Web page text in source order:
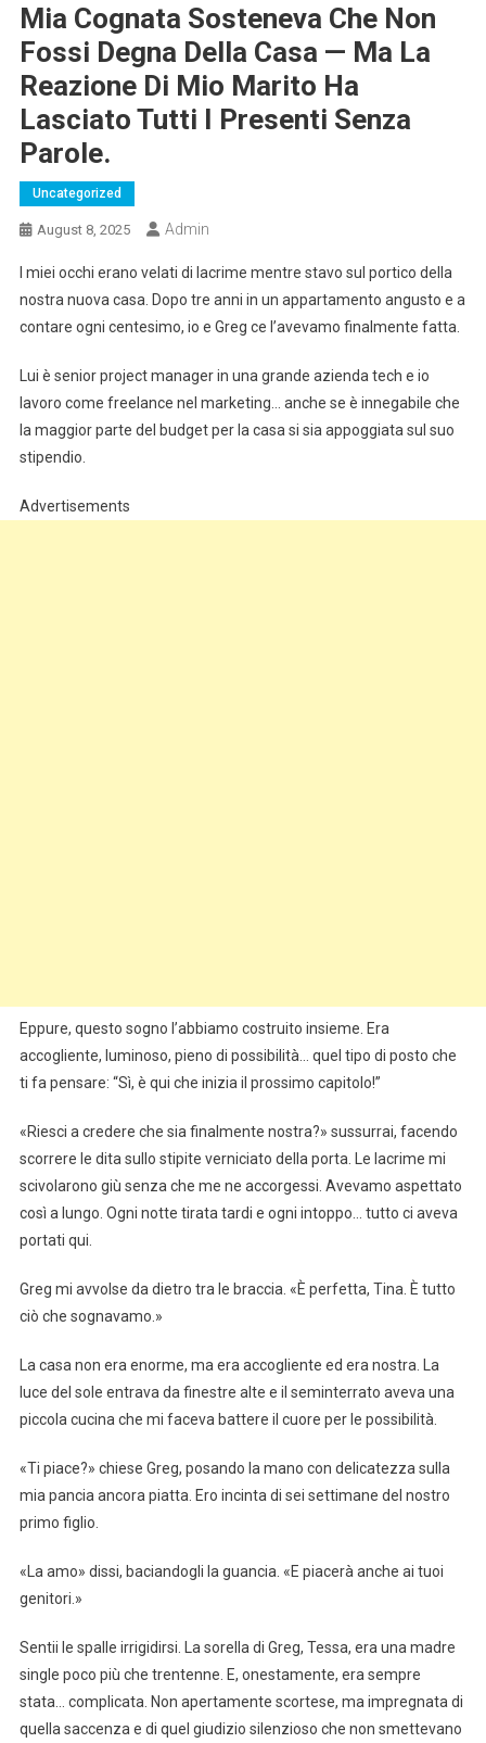
Mia Cognata Sosteneva Che Non
Fossi Degna Della Casa — Ma La
Reazione Di Mio Marito Ha
Lasciato Tutti I Presenti Senza
Parole.
Uncategorized
August 8, 2025 Admin
I miei occhi erano velati di lacrime mentre stavo sul portico della
nostra nuova casa. Dopo tre anni in un appartamento angusto e a
contare ogni centesimo, io e Greg ce l’avevamo finalmente fatta.
Lui è senior project manager in una grande azienda tech e io
lavoro come freelance nel marketing… anche se è innegabile che
la maggior parte del budget per la casa si sia appoggiata sul suo
stipendio.
Advertisements
Eppure, questo sogno l’abbiamo costruito insieme. Era
accogliente, luminoso, pieno di possibilità… quel tipo di posto che
ti fa pensare: “Sì, è qui che inizia il prossimo capitolo!”
«Riesci a credere che sia finalmente nostra?» sussurrai, facendo
scorrere le dita sullo stipite verniciato della porta. Le lacrime mi
scivolarono giù senza che me ne accorgessi. Avevamo aspettato
così a lungo. Ogni notte tirata tardi e ogni intoppo… tutto ci aveva
portati qui.
Greg mi avvolse da dietro tra le braccia. «È perfetta, Tina. È tutto
ciò che sognavamo.»
La casa non era enorme, ma era accogliente ed era nostra. La
luce del sole entrava da finestre alte e il seminterrato aveva una
piccola cucina che mi faceva battere il cuore per le possibilità.
«Ti piace?» chiese Greg, posando la mano con delicatezza sulla
mia pancia ancora piatta. Ero incinta di sei settimane del nostro
primo figlio.
«La amo» dissi, baciandogli la guancia. «E piacerà anche ai tuoi
genitori.»
Sentii le spalle irrigidirsi. La sorella di Greg, Tessa, era una madre
single poco più che trentenne. E, onestamente, era sempre
stata… complicata. Non apertamente scortese, ma impregnata di
quella saccenza e di quel giudizio silenzioso che non smettevano